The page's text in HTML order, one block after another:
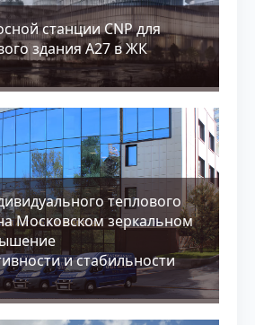
станции CNP для
здания А27 в ЖК
теплового
Московском зеркальном
и стабильности